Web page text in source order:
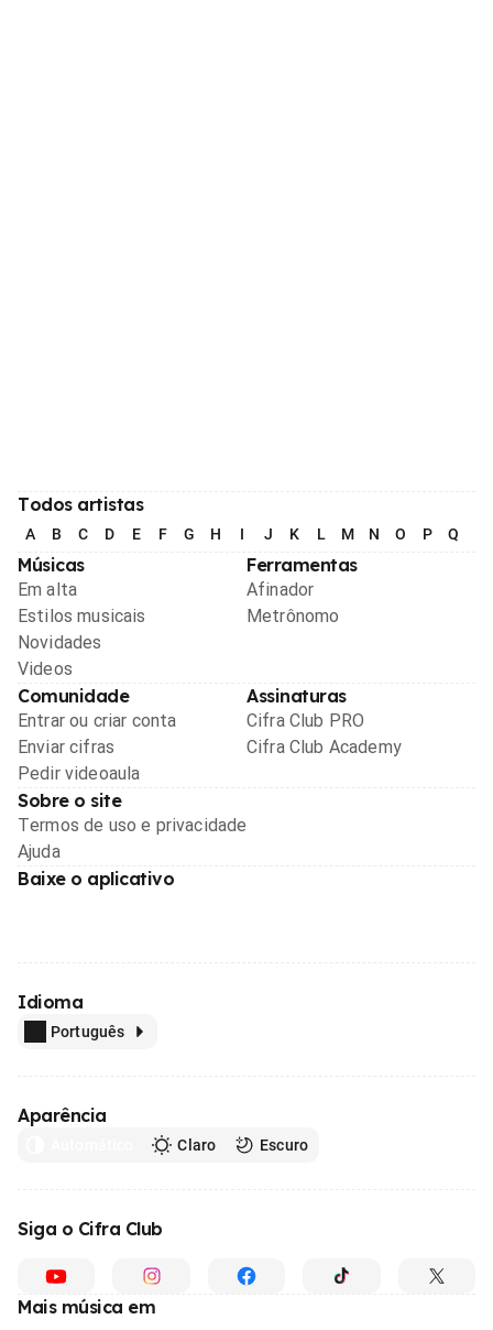
Todos artistas
A B C D E F G H I J K L M N O P Q
Músicas
Em alta
Estilos musicais
Novidades
Videos
Ferramentas
Afinador
Metrônomo
Comunidade
Entrar ou criar conta
Enviar cifras
Pedir videoaula
Assinaturas
Cifra Club PRO
Cifra Club Academy
Sobre o site
Termos de uso e privacidade
Ajuda
Baixe o aplicativo
Idioma
Português
Aparência
Claro Escuro
Siga o Cifra Club
Mais música em